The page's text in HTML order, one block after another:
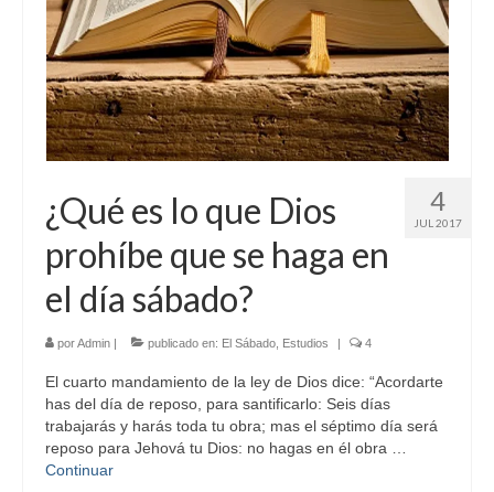
4
JUL 2017
¿Qué es lo que Dios
prohíbe que se haga en
el día sábado?
porAdmin | publicado en: El Sábado Estudios | 4
El cuarto mandamiento de la ley de Dios dice: “Acordarte
has del día de reposo, para santificarlo: Seis días
trabajarás y harás toda tu obra; mas el séptimo día será
reposo para Jehová tu Dios: no hagas en él obra …
Continuar